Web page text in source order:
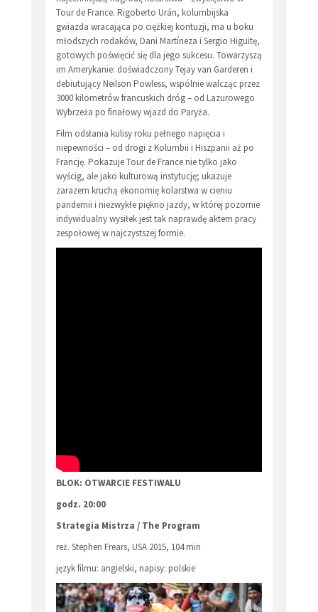
Tour de France. Rigoberto Urán, kolumbijska
gwiazda wracająca po ciężkiej kontuzji, ma u boku
młodszych rodaków, Dani Martíneza i Sergio Higuitę,
gotowych poświęcić się dla jego sukcesu. Towarzyszą
im Amerykanie: doświadczony Tejay van Garderen i
debiutujący Neilson Powless, wspólnie walcząc przez
3000 kilometrów francuskich dróg – od Lazurowego
Wybrzeża po finałowy wjazd do Paryża.
Film odsłania kulisy roku pełnego napięcia i
niepewności – od drogi z Kolumbii i Hiszpanii aż po
Francję. Pokazuje Tour de France nie tylko jako
wyścig, ale jako kulturową instytucję; ukazuje
zarazem kruchą ekonomię kolarstwa w cieniu
pandemii i niezwykłe piękno jazdy, w której pozornie
indywidualny wysiłek jest tak naprawdę aktem pracy
zespołowej w najczystszej formie.
BLOK: OTWARCIE FESTIWALU
godz. 20:00
Strategia Mistrza / The Program
reż. Stephen Frears, USA 2015, 104 min
język filmu: angielski, napisy: polskie